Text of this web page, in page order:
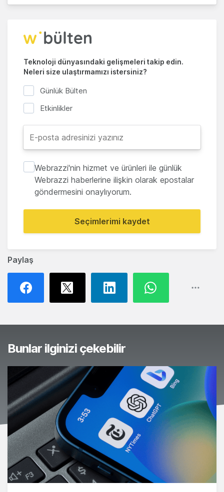
Paylaş
Teknoloji dünyasındaki gelişmeleri takip edin.
Neleri size ulaştırmamızı istersiniz?
Günlük Bülten
Etkinlikler
Webrazzi'nin hizmet ve ürünleri ile günlük
Webrazzi haberlerine ilişkin olarak epostalar
göndermesini onaylıyorum.
Seçimlerimi kaydet
Bunlar ilginizi çekebilir